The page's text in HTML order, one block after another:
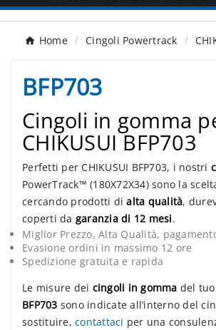
Home Cingoli Powertrack
BFP703
Cingoli in gomma
CHIKUSUI BFP703
Perfetti per CHIKUSUI BFP703, i nostri
PowerTrack™ (180X72X34) sono la
cercando prodotti dialta qualità,
coperti da garanzia di 12 mesi.
Miglior Prezzo, Alta Qualità,
Evasione ordini in massimo 12 ore
Spedizione gratuita e rapida
Le misure dei cingoli in gomma del tuo
BFP703 sono indicate all’interno del
sostituire, contattaci per una